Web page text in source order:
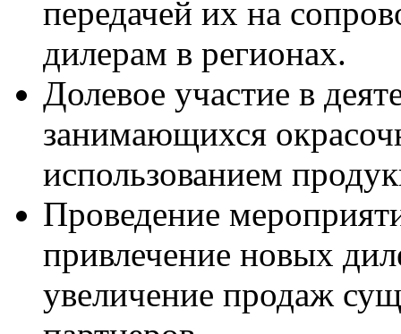
передачей их на
дилерам в регионах.
Долевое участие в
занимающихся
использованием
Проведение
привлечение новых
увеличение продаж